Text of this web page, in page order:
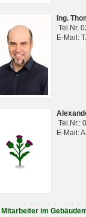
Ing.
Tel.Nr.
E-Mail:
Tel.Nr.:
E-Mail:
Mitarbeiter im